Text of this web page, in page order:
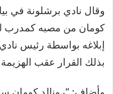
وقال نادي برشلونة في
كومان من مصبه كمدرب
إبلاغه بواسطة رئيس
بذلك القرار عقب الهزيمة